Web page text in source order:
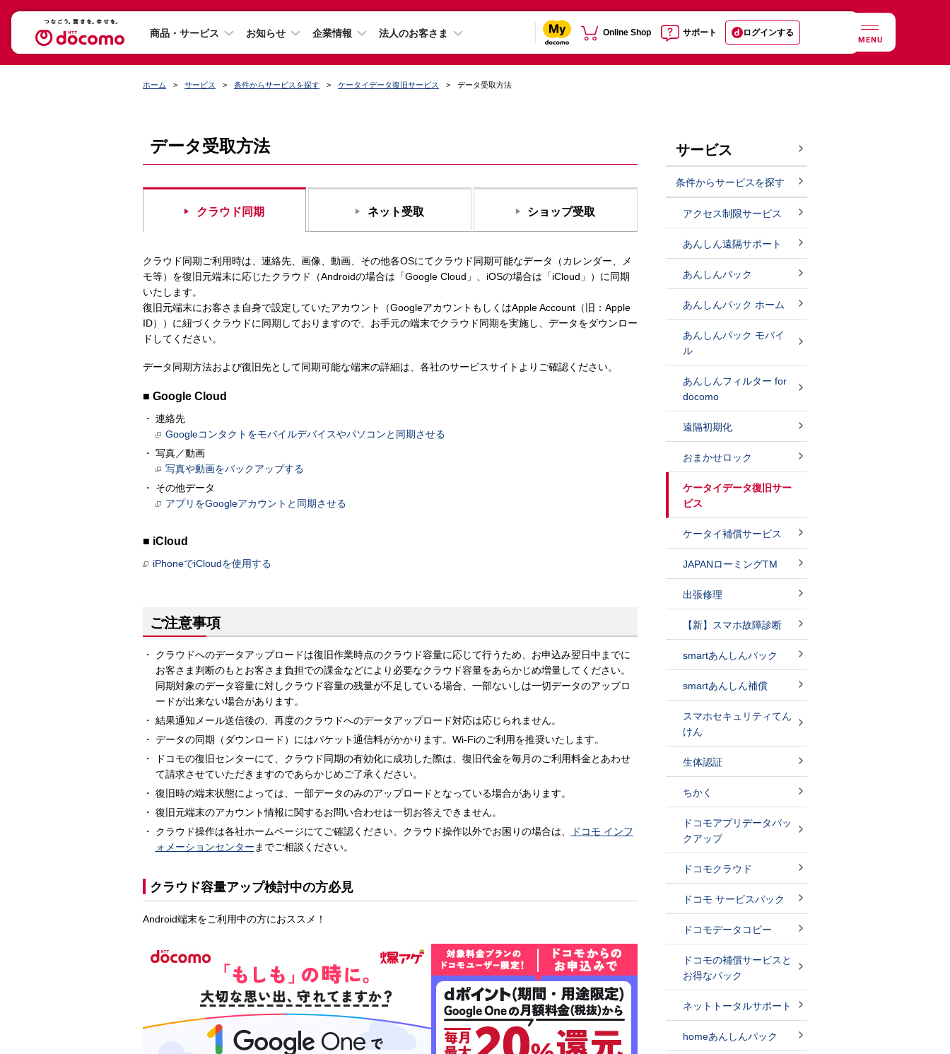
商品・サービス お知らせ 企業情報 法人のお客さま Online Shop サポート ログインする
MENU
ホーム サービス 条件からサービスを探す ケータイデータ復旧サービス データ受取方法
データ受取方法
クラウド同期 ネット受取 ショップ受取
クラウド同期ご利用時は、連絡先、画像、動画、その他各OSにてクラウド同期可能なデータ（カレンダー、メ
モ等）を復旧元端末に応じたクラウド（Androidの場合は「Google Cloud」、iOSの場合は「iCloud」）に同期
いたします。
復旧元端末にお客さま自身で設定していたアカウント（GoogleアカウントもしくはApple Account（旧：Apple
ID））に紐づくクラウドに同期しておりますので、お手元の端末でクラウド同期を実施し、データをダウンロー
ドしてください。
データ同期方法および復旧先として同期可能な端末の詳細は、各社のサービスサイトよりご確認ください。
■ Google Cloud
連絡先
Googleコンタクトをモバイルデバイスやパソコンと同期させる
写真／動画
写真や動画をバックアップする
その他データ
アプリをGoogleアカウントと同期させる
■ iCloud
iPhoneでiCloudを使用する
ご注意事項
クラウドへのデータアップロードは復旧作業時点のクラウド容量に応じて行うため、お申込み翌日中までに
お客さま判断のもとお客さま負担での課金などにより必要なクラウド容量をあらかじめ増量してください。
同期対象のデータ容量に対しクラウド容量の残量が不足している場合、一部ないしは一切データのアップロ
ードが出来ない場合があります。
結果通知メール送信後の、再度のクラウドへのデータアップロード対応は応じられません。
データの同期（ダウンロード）にはパケット通信料がかかります。Wi-Fiのご利用を推奨いたします。
ドコモの復旧センターにて、クラウド同期の有効化に成功した際は、復旧代金を毎月のご利用料金とあわせ
て請求させていただきますのであらかじめご了承ください。
復旧時の端末状態によっては、一部データのみのアップロードとなっている場合があります。
復旧元端末のアカウント情報に関するお問い合わせは一切お答えできません。
クラウド操作は各社ホームページにてご確認ください。クラウド操作以外でお困りの場合は、
ドコモ インフ
ォメーションセンター までご相談ください。
クラウド容量アップ検討中の方必見
Android端末をご利用中の方におススメ！
サービス
条件からサービスを探す
アクセス制限サービス
あんしん遠隔サポート
あんしんパック
あんしんパック ホーム
あんしんパック モバイ
ル
あんしんフィルター for
docomo
遠隔初期化
おまかせロック
ケータイデータ復旧サー
ビス
ケータイ補償サービス
JAPANローミングTM
出張修理
【新】スマホ故障診断
smartあんしんパック
smartあんしん補償
スマホセキュリティてん
けん
生体認証
ちかく
ドコモアプリデータバッ
クアップ
ドコモクラウド
ドコモ サービスパック
ドコモデータコピー
ドコモの補償サービスと
お得なパック
ネットトータルサポート
homeあんしんパック